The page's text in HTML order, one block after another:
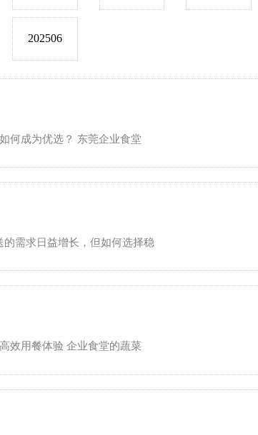
202506
何成为优选？ 东莞企业食堂
需求日益增长，但如何选择稳
效用餐体验 企业食堂的蔬菜